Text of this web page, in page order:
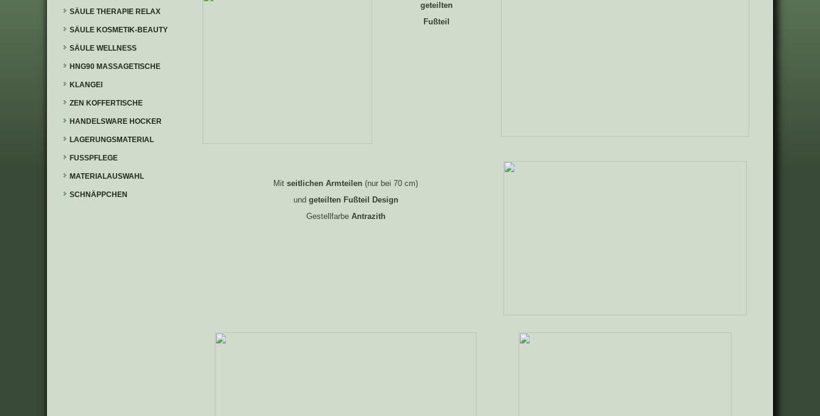
SÄULE THERAPIE RELAX
SÄULE KOSMETIK-BEAUTY
SÄULE WELLNESS
HNG90 MASSAGETISCHE
KLANGEI
ZEN KOFFERTISCHE
HANDELSWARE HOCKER
LAGERUNGSMATERIAL
FUSSPFLEGE
MATERIALAUSWAHL
SCHNÄPPCHEN
geteilten
Fußteil
Mit seitlichen Armteilen (nur bei 70 cm)
und geteilten Fußteil Design
Gestellfarbe Antrazith